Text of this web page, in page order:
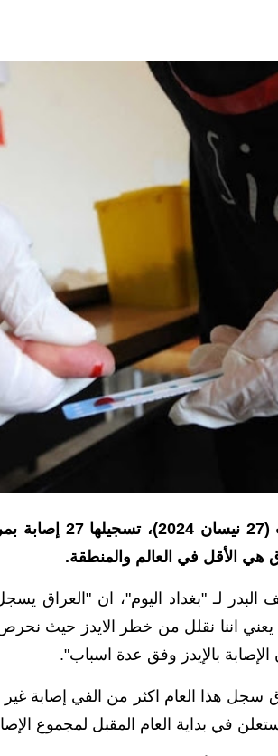
اكدت وزارة
هي الأقل في العالم والمنطقة.
البدر لـ "بغداد اليوم"، ان
يعني اننا نقلل من خطر الايدز حيث
بالإيدز وفق عدة اسباب".
سجل هذا العام اكثر من الفي